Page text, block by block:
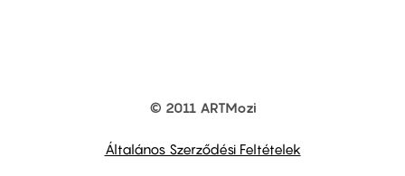
© 2011 ARTMozi
Általános Szerződési Feltételek